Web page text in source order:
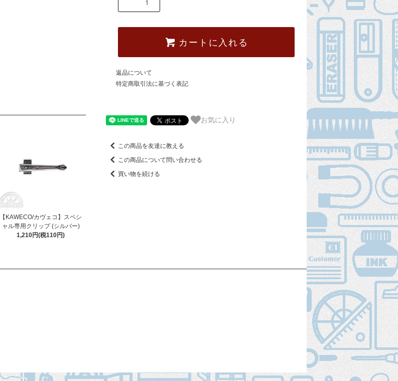
【KAWECO/カヴェコ】スペシ
ャル専用クリップ (シルバー)
1,210円(税110円)
カートに入れる
返品について
特定商取引法に基づく表記
お気に入り
この商品を友達に教える
この商品について問い合わせる
買い物を続ける